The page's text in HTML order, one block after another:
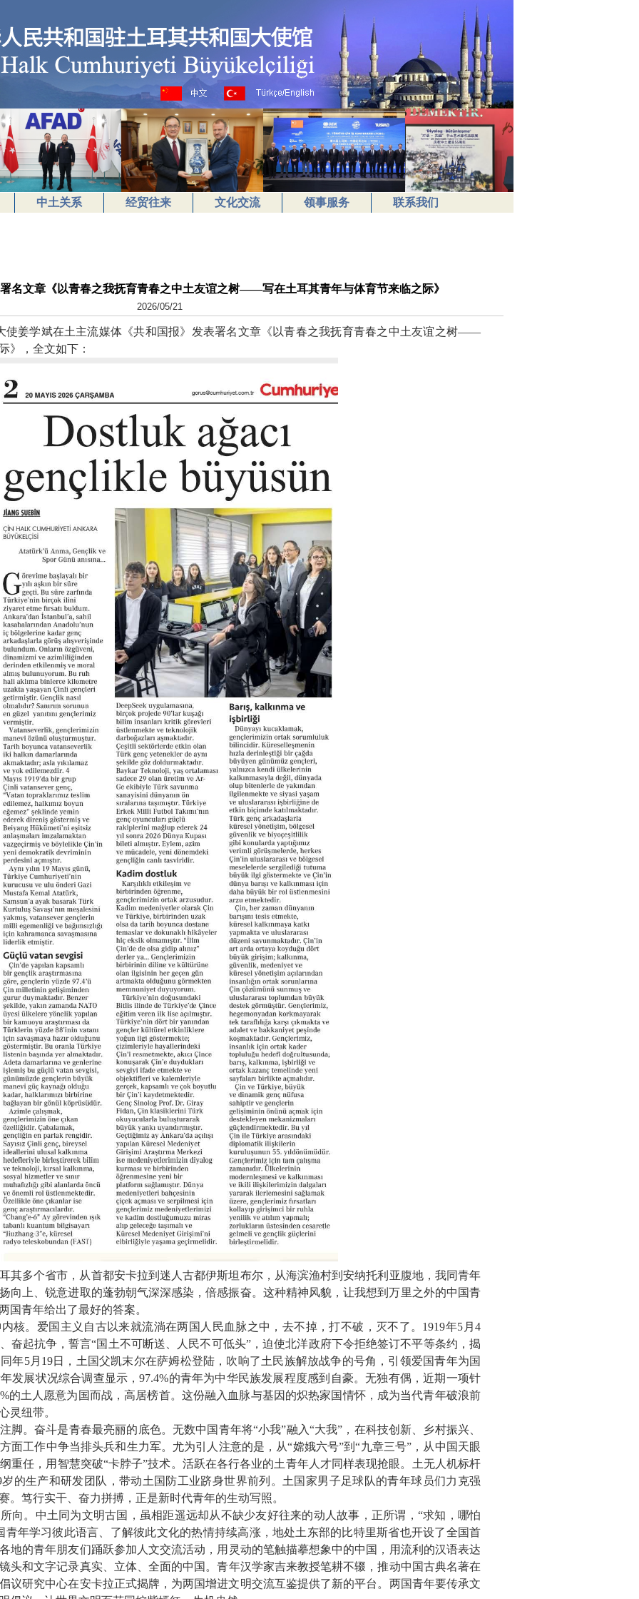
中土关系 经贸往来 文化交流 领事服务 联系我们
名文章《以青春之我抚育青春之中土友谊之树——写在土耳其青年与体育节来临之际》
2026/05/21
使姜学斌在土主流媒体《共和国报》 发表署名文章《以青春之我抚育青春之中土友谊之树——
》
，全文如下：
其多个省市，从首都安卡拉到 迷人古都伊斯坦布尔，从海滨渔村到安纳托利亚腹地，我同青年
向上、锐意进取的蓬勃朝气深深感染，倍感振奋。这种精神风貌，让我想到万里之外的中国青
国青年给出了最好的答案。
核。 爱国主义自古以来就流淌在两国人民血脉之中，去不掉，打不破，灭不了。 1919年5 月4
奋起抗争，誓言“国土不可断送、人民不可低头”，迫使北洋政府下令拒绝签订不平等条约，揭
年5月 19日，土国父凯末尔在萨姆松登陆，吹响了土民族解放战争的号角，引领爱国青年为国
发展状况综合调查显示，97.4%的青年为中华民族发展程度感到自豪。无独有偶，近期一项针
的土人愿意为国而战，高居榜首。这份融入血脉与基因的炽热家国情怀，成为当代青年破浪前
灵纽带。
脚。奋斗是青春最亮丽的底色。无数中国青年将“小我”融入“大我”，在科技创新、乡村振兴、
面工作中争当排头兵和生力军。尤为引人注意的是，从“嫦娥六号”到“九章三号”，从中国天眼
重任，用智慧突破“卡脖子”技术。活跃在各行各业的土青年人才同样表现抢眼。土无人机标杆
岁的生产和研发团队，带动土国防工业跻身世界前列。土国家男子足球队的青年球员们力克强
。笃行实干、奋力拼搏，正是新时代青年的生动写照。
向 。 中土同为文明古国，虽相距遥远却从不缺少友好往来的动人故事，正所谓， “求知，哪怕
青年学习彼此语言、了解彼此文化的热情持续高涨， 地处土东部的比特里斯省也开设了全国首
地的青年朋友们踊跃参加人文交流活动 ，用 灵动的笔触描摹想象中的中国， 用流利的汉语表达
镜头和文字记录真实、立体、全面的中国 。青年汉学家吉来教授笔耕不辍，推动中国古典名著在
议研究中心在安卡拉正式揭牌，为两国增进文明交流互鉴提供了新的平台。 两国青年要传承文